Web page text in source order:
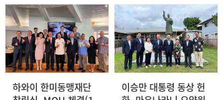
명의 영웅들” 책자를 미 명예
훈장 수훈자 협회에 전달하였
으며, 수훈자 협회로부터 각
별한 감사의 인사를 받았다고
전했다.
양을 맡은 극동방송 합창단
공연에 감명을 받은 파파로
제독의 초청으로 이뤄졌다.
재단은 지난해 12월 전략적
협력을 위한 양해각서를 체결
한 하와이 한미동맹재단과 간
담회를 갖고 한미동맹 강화를
위한 협력사업을 논의했다.
재단은 이번 극동방송 합창단
공연단을 위해 감사장과 기념
보현안에 대해 간담회를 가졌
다. 재단은 2023년 한미동맹
70주년을 맞이하여 추진하고
있는 주한미군 전사자 추모비
건립 등 주요 사업을 소개하
고 재단에서 발간한 “146명
의 영웅들” 책자를 선물했다.
한기호 국방위원장은 한미동
맹과 대한민국 방위를 위한
한미 연합방위태세의 중요성
연합사령관, 안병석 부사령
관, 윌러드 벌레슨 8군사령관,
스콧 플레우스 7공군 사령관
등 한미 연합장병을 격려하고
즐거운 성탄과 희망찬 새해를
기원하였다.
하와이 한미동맹재단
이승만 대통령 동상 헌